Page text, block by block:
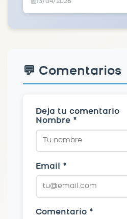
📅13/04/2026
💬 Comentarios
Deja tu comentario
Nombre *
Email *
Comentario *